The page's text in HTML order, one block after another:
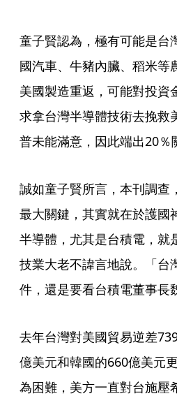
童子賢認為，極有可能是台
國汽車、牛豬內臟、稻米等
美國製造重返，可能對投資
求拿台灣半導體技術去挽救
普未能滿意，因此端出20％
誠如童子賢所言，本刊調查
最大關鍵，其實就在於護
半導體，尤其是台積電，就
技業大老不諱言地說。「台
件，還是要看台積電董事長
去年台灣對美國貿易逆差
億美元和韓國的660億美元
為困難，美方一直對台施壓